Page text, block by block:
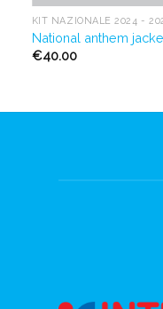
KIT NAZIONALE 2024 -
National anthem
€40.00